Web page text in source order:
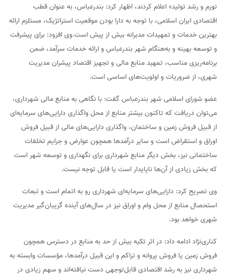
تورم و رشد تولید» اعلام کردند، اظهار کرد: بندرعباس، به عنوان قطب
اقتصادی ایران اسلامی، با توجه به دارا بودن موقعیت استراتژیک، مستلزم ارائه
بهترین خدمات و تمهیدات مدبرانه بیش از پیش است.وی افزود: برای پیشرفت
و توسعه بهینه و به‌هنگام شهر بندرعباس و ارائه خدمات سرآمد، ضمن
برنامه‌ریزی مناسب، تمهید منابع مالی و تجهیز اقتصاد پیشران مدیریت
شهری، از ضروریات و اولویت‌های اساسی است.
عضو شورای اسلامی شهر بندرعباس گفت: با نگاهی به منابع مالی شهرداری،
می‌توان دریافت که تاکنون بیشتر منابع از محل واگذاری دارایی‌های سرمایه‌ای
از قبیل فروش زمین و ساختمان، واگذاری دارایی‌های مالی از قبیل فروش
اوراق و استقراض است و سایر درآمدها همچون عوارض و جرایم تخلفات
ساختمانی نیز، بخش دیگر منابع شهرداری برای نگهداری و توسعه شهر است
که بخش زیادی از آن‌ها ناپایدار است یا قابل توجه نیست.
وی تصریح کرد: دارایی‌های سرمایه‌ای شهرداری رو به اتمام است و تبعات
استحصال منابع از محل وام و اوراق نیز در سال‌های آینده گریبان‌گیر مدیریت
شهری خواهد بود.
کناری‌نژاد ادامه داد: در اثر تکیه بیش از حد به منابع در دسترس همچون
فروش زمین یا فروش پروانه و تراکم و این قبیل درآمدها، مؤسسات وابسته به
شهرداری نیز به رشد اقتصادی قابل‌توجهی دست نیافته‌اند و سهم زیادی در